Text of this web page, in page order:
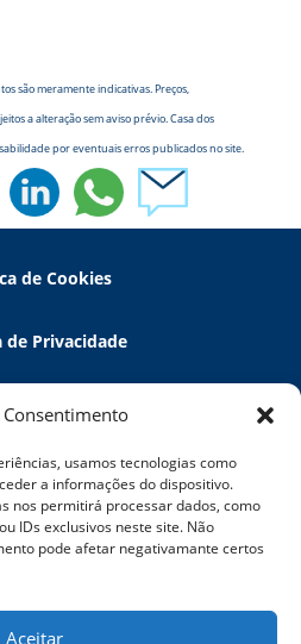
usamos tecnologias como
a informações do dispositivo.
nos permitirá processar dados, como
IDs exclusivos neste site. Não
pode afetar negativamante certos
Aceitar
são meramente indicativas. Preços,
a alteração sem aviso prévio. Casa dos
por eventuais erros publicados no site.
de Cookies
de Privacidade
Devoluções
e Condições
de Litígios
Tech